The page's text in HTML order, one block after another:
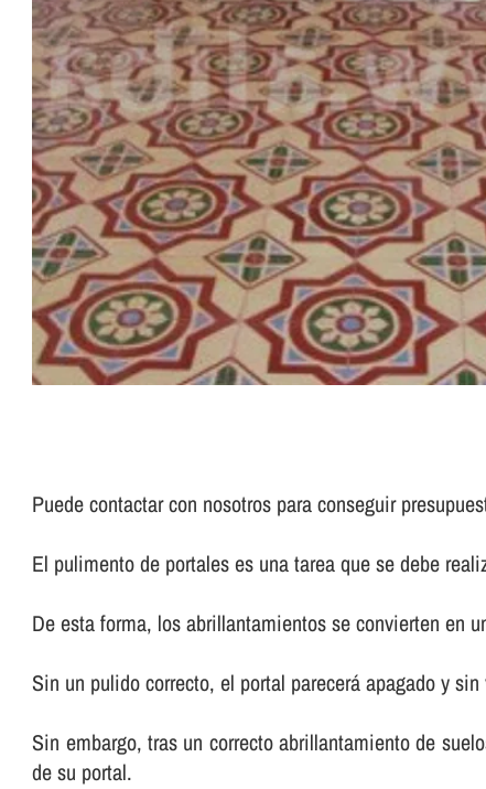
Puede contactar con nosotros para conseguir
El pulimento de portales es una tarea que se debe
De esta forma, los abrillantamientos se convierten en
Sin un pulido correcto, el portal parecerá apagado y sin
Sin embargo, tras un correcto abrillantamiento de
de su portal.